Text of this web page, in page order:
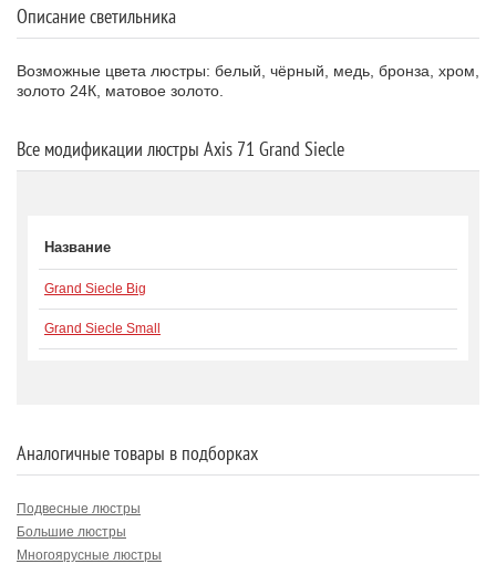
Описание светильника
Возможные цвета люстры: белый, чёрный, медь, бронза, хром,
золото 24К, матовое золото.
Все модификации люстры Axis 71 Grand Siecle
Название
Grand Siecle Big
Grand Siecle Small
Аналогичные товары в подборках
Подвесные люстры
Большие люстры
Многоярусные люстры